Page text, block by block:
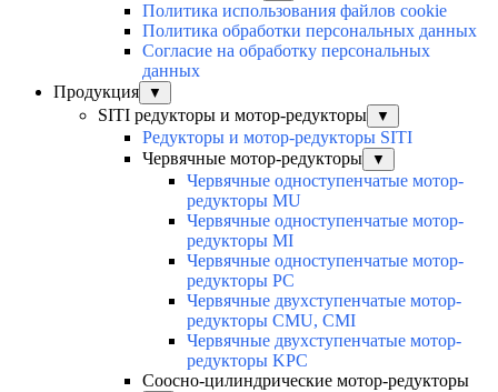
Политика использования файлов cookie
Политика обработки персональных данных
Согласие на обработку персональных
данных
Продукция
▼
SITI редукторы и мотор-редукторы ▼
Редукторы и мотор-редукторы SITI
Червячные мотор-редукторы
▼
Червячные одноступенчатые мотор-
редукторы MU
Червячные одноступенчатые мотор-
редукторы MI
Червячные одноступенчатые мотор-
редукторы PC
Червячные двухступенчатые мотор-
редукторы CMU, CMI
Червячные двухступенчатые мотор-
редукторы KPC
Соосно-цилиндрические мотор-редукторы